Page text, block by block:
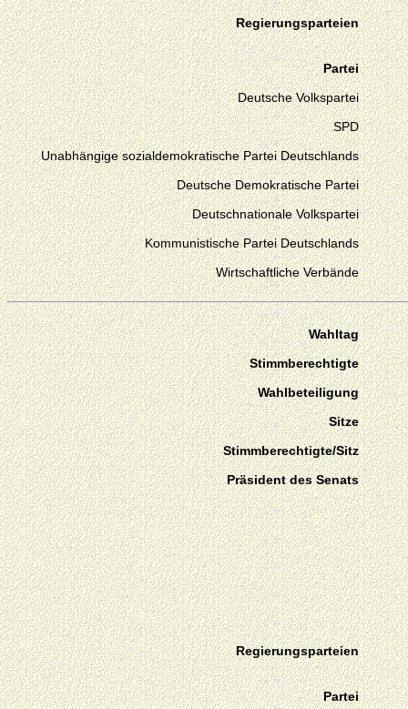
Regierungsparteien
Partei
Deutsche Volkspartei
SPD
Unabhängige sozialdemokratische Partei Deutschlands
Deutsche Demokratische Partei
Deutschnationale Volkspartei
Kommunistische Partei Deutschlands
Wirtschaftliche Verbände
Wahltag
Stimmberechtigte
Wahlbeteiligung
Sitze
Stimmberechtigte/Sitz
Präsident des Senats
Regierungsparteien
Partei